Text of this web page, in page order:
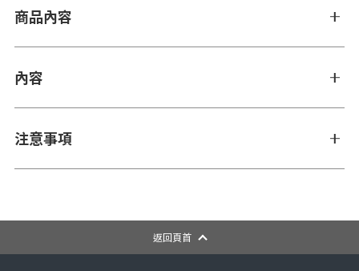
商品內容
內容
注意事項
返回頁首